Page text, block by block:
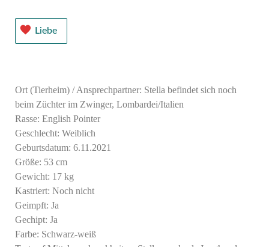
Liebe
Ort (Tierheim) / Ansprechpartner: Stella befindet sich noch
beim Züchter im Zwinger, Lombardei/Italien
Rasse: English Pointer
Geschlecht: Weiblich
Geburtsdatum: 6.11.2021
Größe: 53 cm
Gewicht: 17 kg
Kastriert: Noch nicht
Geimpft: Ja
Gechipt: Ja
Farbe: Schwarz-weiß